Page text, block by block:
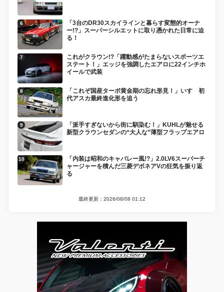
「3台のDR30スカイラインと暮らす変態的オーナ
ー!?」スーパーシルエットに取り憑かれた日常に迫
る！
これがクラウン!?「躍動感がたまらないスポーツエ
ステート！」エッジを強調したエアロに22インチホ
イールで武装
「これぞ国産ターボ黄金期の忘れ形見！」いすゞ初
代アスカ最終進化形を追う
「派手すぎないから街に馴染む！」KUHLが魅せる
新型クラウンセダンの“大人な”薄型フラップエアロ
「内装は昭和のキャバレー風!?」2.0LV6スーパーチ
ャージャーを積んだ三菱デボネアVの狂気を振り返
る
最終更新：2026/08/08 01:12